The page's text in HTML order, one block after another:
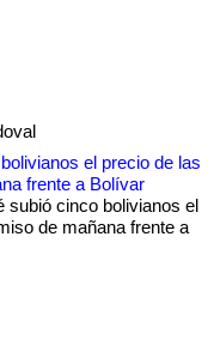
el precio de las
frente a Bolívar
subió cinco bolivianos el
de mañana frente a